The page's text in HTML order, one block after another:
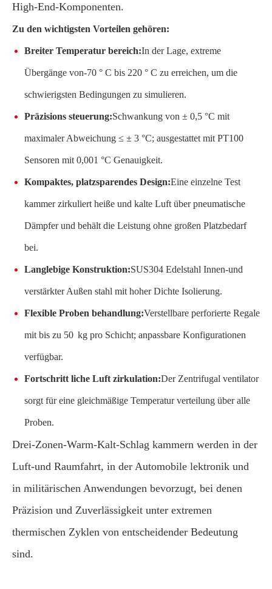
High-End-Komponenten.
Zu den wichtigsten Vorteilen gehören:
Breiter Temperatur bereich:In der Lage, extreme
Übergänge von-70 ° C bis 220 ° C zu erreichen, um die
schwierigsten Bedingungen zu simulieren.
Präzisions steuerung:Schwankung von ± 0,5 °C mit
maximaler Abweichung ≤ ± 3 °C; ausgestattet mit PT100
Sensoren mit 0,001 °C Genauigkeit.
Kompaktes, platzsparendes Design:Eine einzelne Test
kammer zirkuliert heiße und kalte Luft über pneumatische
Dämpfer und behält die Leistung ohne großen Platzbedarf
bei.
Langlebige Konstruktion:SUS304 Edelstahl Innen-und
verstärkter Außen stahl mit hoher Dichte Isolierung.
Flexible Proben behandlung:Verstellbare perforierte Regale
mit bis zu 50 kg pro Schicht; anpassbare Konfigurationen
verfügbar.
Fortschritt liche Luft zirkulation:Der Zentrifugal ventilator
sorgt für eine gleichmäßige Temperatur verteilung über alle
Proben.
Drei-Zonen-Warm-Kalt-Schlag kammern werden in der
Luft-und Raumfahrt, in der Automobile lektronik und
in militärischen Anwendungen bevorzugt, bei denen
Präzision und Zuverlässigkeit unter extremen
thermischen Zyklen von entscheidender Bedeutung
sind.